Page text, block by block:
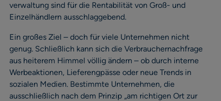
verwaltung sind für die Rentabilität von Groß- und
Einzelhändlern ausschlaggebend.
Ein großes Ziel – doch für viele Unternehmen nicht
genug. Schließlich kann sich die Verbrauchernachfrage
aus heiterem Himmel völlig ändern – ob durch interne
Werbeaktionen, Lieferengpässe oder neue Trends in
sozialen Medien. Bestimmte Unternehmen, die
ausschließlich nach dem Prinzip „am richtigen Ort zur